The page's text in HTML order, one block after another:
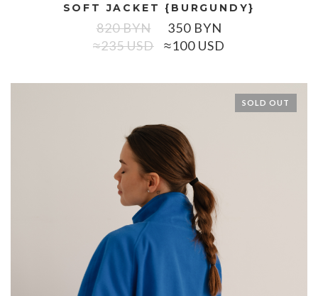
SOFT JACKET {BURGUNDY}
820BYN
≈235 USD
350BYN
≈100 USD
SOLD OUT